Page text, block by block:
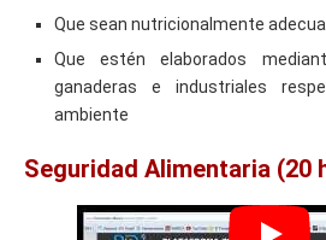
Que sean nutricionalmente
Que estén elaborados
ganaderas e industriales
ambiente
Seguridad Alimentaria (20